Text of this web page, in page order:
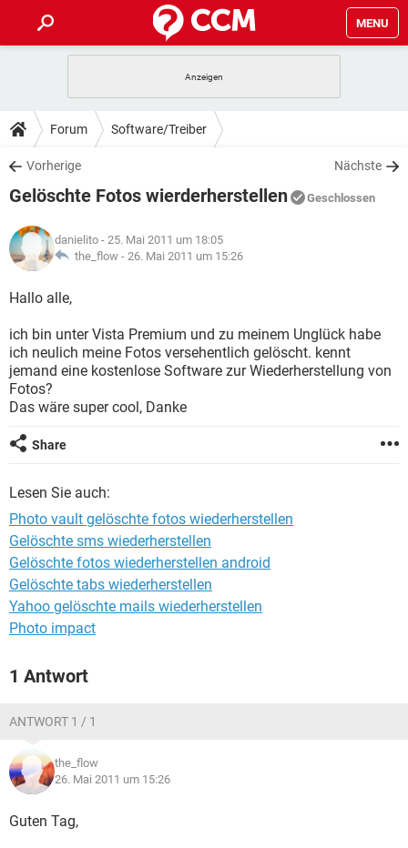
MENU
ANDROID IOS
WINDOWS 10
WHATSAPP TIKTOK
FACEBOOK
TIPPS & TRICKS
SPIELE
WHATSAPP TIKTOK
FACEBOOK
DOWNLOADS
SPIELE STREAMING
ANDROID
WINDOWS 10 INSTAGRAM
WHATSAPP
SPIELE STREAMING
ANDROID
WINDOWS 10
WHATSAPP TIKTOK
FACEBOOK HARDWARE
LEXIKON
SPIELE
WINDOWS 10 INSTAGRAM
WHATSAPP
FACEBOOK
Forum Software/Treiber
Vorherige Nächste
Gelöschte Fotos wierderherstellen Geschlossen
danielito - 25. Mai 2011 um 18:05
the_flow - 26. Mai 2011 um 15:26
Hallo alle,
ich bin unter Vista Premium und zu meinem Unglück habe
ich neulich meine Fotos versehentlich gelöscht. kennt
jemand eine kostenlose Software zur Wiederherstellung von
Fotos?
Das wäre super cool, Danke
Share
Lesen Sie auch:
Photo vault gelöschte fotos wiederherstellen
Gelöschte sms wiederherstellen
Gelöschte fotos wiederherstellen android
Gelöschte tabs wiederherstellen
Yahoo gelöschte mails wiederherstellen
Photo impact
1 Antwort
ANTWORT 1 / 1
the_flow
26. Mai 2011 um 15:26
Guten Tag,